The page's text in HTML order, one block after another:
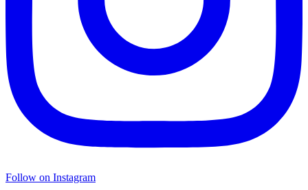
Follow on Instagram